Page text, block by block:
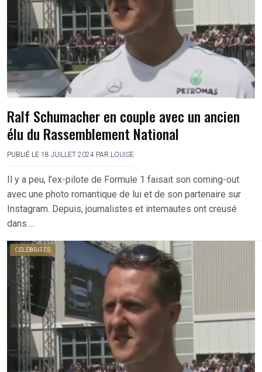
Ralf Schumacher en couple avec un ancien
élu du Rassemblement National
PUBLIÉ LE 18 JUILLET 2024 PAR LOUISE
Il y a peu, l’ex-pilote de Formule 1 faisait son coming-out
avec une photo romantique de lui et de son partenaire sur
Instagram. Depuis, journalistes et internautes ont creusé
dans….
CÉLÉBRITÉS